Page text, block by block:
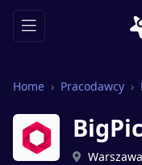
Home Pracodawcy
Warszawa